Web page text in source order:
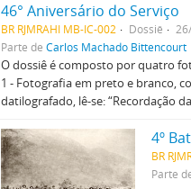
46° Aniversário do Serviço
BR RJMRAHI MB-IC-002 Dossiê
Parte de Carlos Machado Bittencourt
O dossiê é composto por quatro
1 - Fotografia em preto e branco,
datilografado, lê-se: “Recordação
4º
BR
Parte